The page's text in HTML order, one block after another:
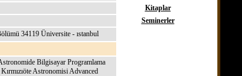
Kitaplar
Seminerler
34119 Üniversite - ıstanbul
Bilgisayar Programlama
Astronomisi Advanced